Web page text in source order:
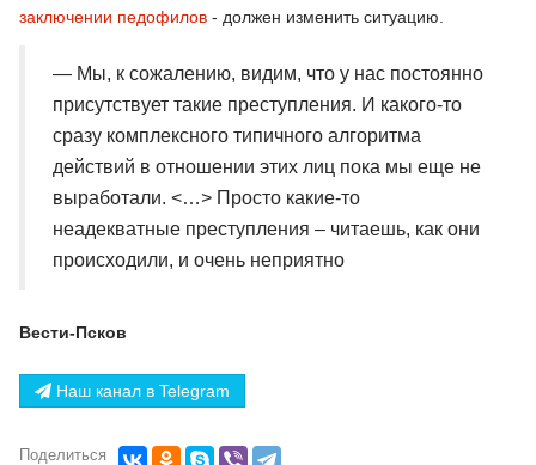
заключении педофилов - должен изменить ситуацию.
— Мы, к сожалению, видим, что у нас постоянно
присутствует такие преступления. И какого-то
сразу комплексного типичного алгоритма
действий в отношении этих лиц пока мы еще не
выработали. <…> Просто какие-то
неадекватные преступления – читаешь, как они
происходили, и очень неприятно
Вести-Псков
Наш канал в Telegram
Поделиться